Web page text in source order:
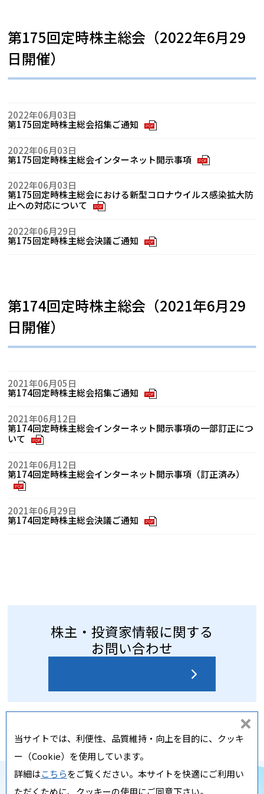
第175回定時株主総会（2022年6月29
日開催）
2022年06月03日
第175回定時株主総会招集ご通知 PDF
2022年06月03日
第175回定時株主総会インターネット開示事項 PDF
2022年06月03日
第175回定時株主総会における新型コロナウイルス感染拡大防
止への対応について
PDF
2022年06月29日
第175回定時株主総会決議ご通知 PDF
第174回定時株主総会（2021年6月29
日開催）
2021年06月05日
第174回定時株主総会招集ご通知 PDF
2021年06月12日
第174回定時株主総会インターネット開示事項の一部訂正につ
いて
PDF
2021年06月12日
第174回定時株主総会インターネット開示事項（訂正済み）
PDF
2021年06月29日
第174回定時株主総会決議ご通知 PDF
株主・投資家情報に関する
お問い合わせ
当サイトでは、利便性、品質維持・向上を目的に、クッキ
ー（Cookie）を使用しています。
詳細はこちらをご覧ください。本サイトを快適にご利用い
ただくために、クッキーの使用にご同意下さい。
意
な
Copyright ⓒ Nippi, Inc. All rights reserved.